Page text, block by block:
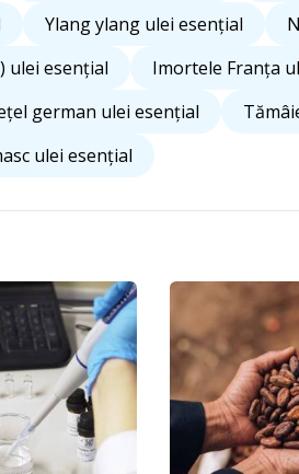
Ylang ylang ulei esențial
ulei esențial Imortele Franța
german ulei esențial
ulei esențial